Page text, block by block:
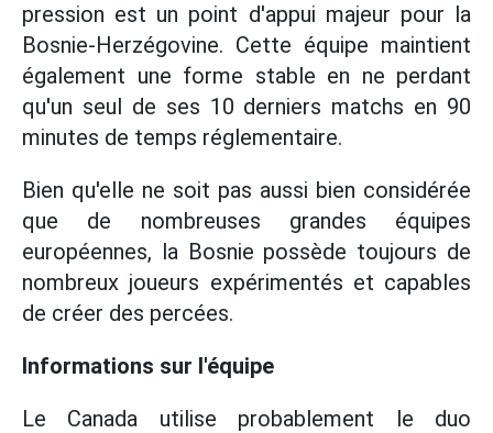
pression est un point d'appui majeur pour la
Bosnie-Herzégovine. Cette équipe maintient
également une forme stable en ne perdant
qu'un seul de ses 10 derniers matchs en 90
minutes de temps réglementaire.
Bien qu'elle ne soit pas aussi bien considérée
que de nombreuses grandes équipes
européennes, la Bosnie possède toujours de
nombreux joueurs expérimentés et capables
de créer des percées.
Informations sur l'équipe
Le Canada utilise probablement le duo